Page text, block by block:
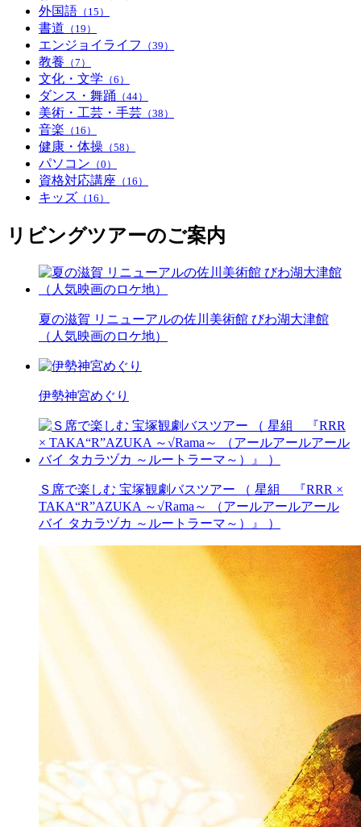
外国語 （15）
書道 （19）
エンジョイライフ （39）
教養 （7）
文化・文学 （6）
ダンス・舞踊 （44）
美術・工芸・手芸 （38）
音楽 （16）
健康・体操 （58）
パソコン （0）
資格対応講座 （16）
キッズ （16）
リビングツアーのご案内
夏の滋賀 リニューアルの佐川美術館 びわ湖大津館
（人気映画のロケ地）
伊勢神宮めぐり
Ｓ席で楽しむ 宝塚観劇バスツアー （ 星組 『RRR ×
TAKA“R”AZUKA ～√Rama～ （アールアールアール
バイ タカラヅカ ～ルートラーマ～）』 ）